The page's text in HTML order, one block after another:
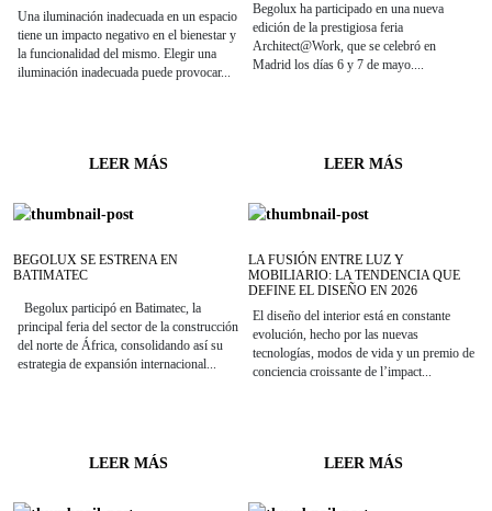
Una iluminación inadecuada en un espacio
tiene un impacto negativo en el bienestar y
la funcionalidad del mismo. Elegir una
iluminación inadecuada puede provocar...
LEER MÁS
Begolux ha participado en una nueva
edición de la prestigiosa feria
Architect@Work, que se celebró en
Madrid los días 6 y 7 de mayo....
LEER MÁS
BEGOLUX SE ESTRENA EN
BATIMATEC
Begolux participó en Batimatec, la
principal feria del sector de la construcción
del norte de África, consolidando así su
estrategia de expansión internacional...
LEER MÁS
LA FUSIÓN ENTRE LUZ Y
MOBILIARIO: LA TENDENCIA QUE
DEFINE EL DISEÑO EN 2026
El diseño del interior está en constante
evolución, hecho por las nuevas
tecnologías, modos de vida y un premio de
conciencia croissante de l’impact...
LEER MÁS